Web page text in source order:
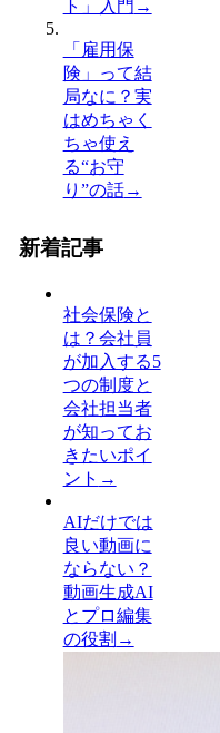
ト」入門 →
「雇用保
険」って結
局なに？実
はめちゃく
ちゃ使え
る“お守
り”の話→
新着記事
社会保険と
は？会社員
が加入する5
つの制度と
会社担当者
が知ってお
きたいポイ
ント →
AIだけでは
良い動画に
ならない？
動画生成AI
とプロ編集
の役割 →